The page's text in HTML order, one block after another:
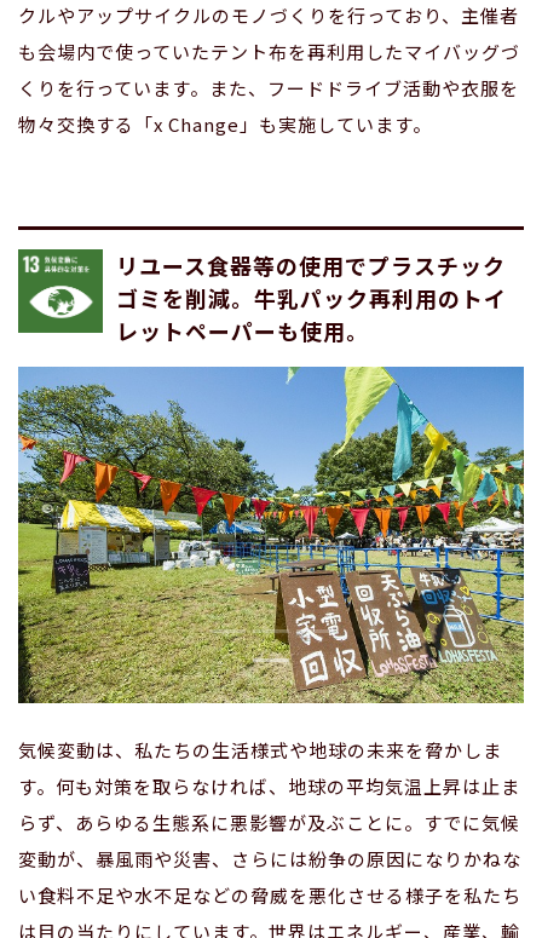
クルやアップサイクルのモノづくりを行っており、主催者
も会場内で使っていたテント布を再利用したマイバッグづ
くりを行っています。また、フードドライブ活動や衣服を
物々交換する「x Change」も実施しています。
リユース食器等の使用でプラスチック
ゴミを削減。牛乳パック再利用のトイ
レットペーパーも使用。
気候変動は、私たちの生活様式や地球の未来を脅かしま
す。何も対策を取らなければ、地球の平均気温上昇は止ま
らず、あらゆる生態系に悪影響が及ぶことに。すでに気候
変動が、暴風雨や災害、さらには紛争の原因になりかねな
い食料不足や水不足などの脅威を悪化させる様子を私たち
は目の当たりにしています。世界はエネルギー、産業、輸